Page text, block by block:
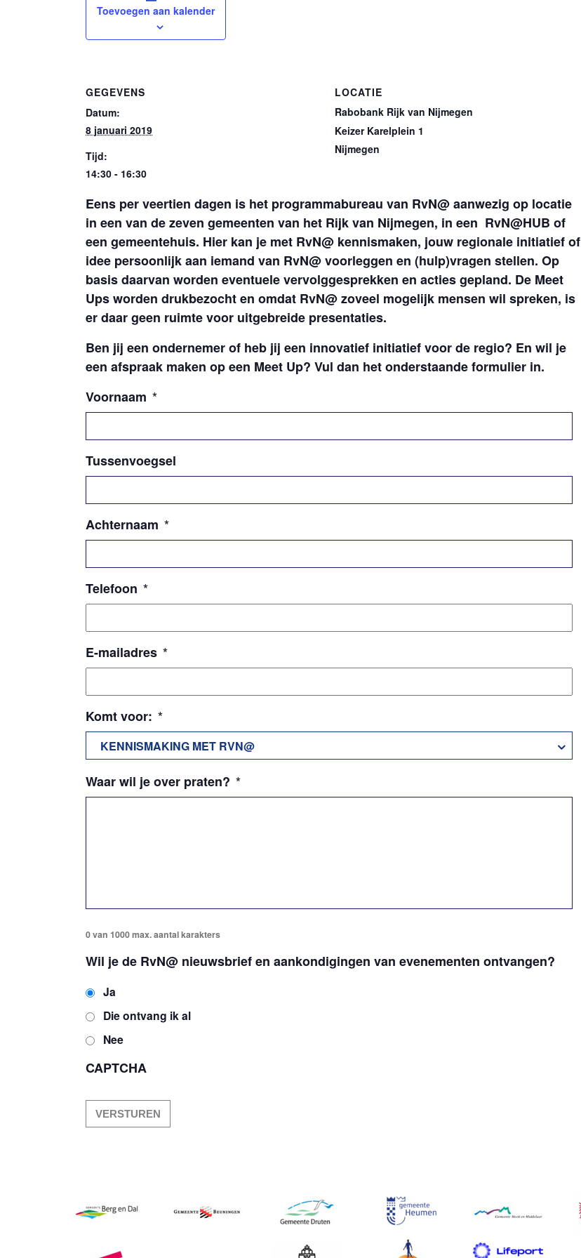
Eens per veertien dagen is het programmabureau van RvN@ aanwezig op locatie
in een van de zeven gemeenten van het Rijk van Nijmegen, in een RvN@HUB of
een gemeentehuis. Hier kan je met RvN@ kennismaken, jouw regionale initiatief of
idee persoonlijk aan iemand van RvN@ voorleggen en (hulp)vragen stellen. Op
basis daarvan worden eventuele vervolggesprekken en acties gepland. De Meet
Ups worden drukbezocht en omdat RvN@ zoveel mogelijk mensen wil spreken, is
er daar geen ruimte voor uitgebreide presentaties.
Ben jij een ondernemer of heb jij een innovatief initiatief voor de regio? En wil je
een afspraak maken op een Meet Up? Vul dan het onderstaande formulier in.
Voornaam *
Tussenvoegsel
Achternaam *
Telefoon *
E-mailadres *
Komt voor: *
KENNISMAKING MET RVN@
Waar wil je over praten? *
0 van 1000 max. aantal karakters
Wil je de RvN@ nieuwsbrief en aankondigingen van evenementen ontvangen?
Ja
Die ontvang ik al
Nee
CAPTCHA
Toevoegen aan kalender
GEGEVENS
Datum:
8 januari 2019
Tijd:
14:30 - 16:30
LOCATIE
Rabobank Rijk van Nijmegen
Keizer Karelplein 1
Nijmegen